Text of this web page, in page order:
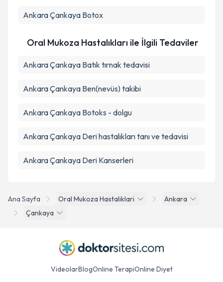
Ana Sayfa Oral Mukoza Hastaliklari
Ankara
Çankaya
Ankara Çankaya Botox
Oral Mukoza Hastalıkları ile İlgili Tedaviler
Ankara Çankaya Batık tırnak tedavisi
Ankara Çankaya Ben(nevüs) takibi
Ankara Çankaya Botoks - dolgu
Ankara Çankaya Deri hastalıkları tanı ve tedavisi
Ankara Çankaya Deri Kanserleri
VideolarBlogOnline TerapiOnline Diyet